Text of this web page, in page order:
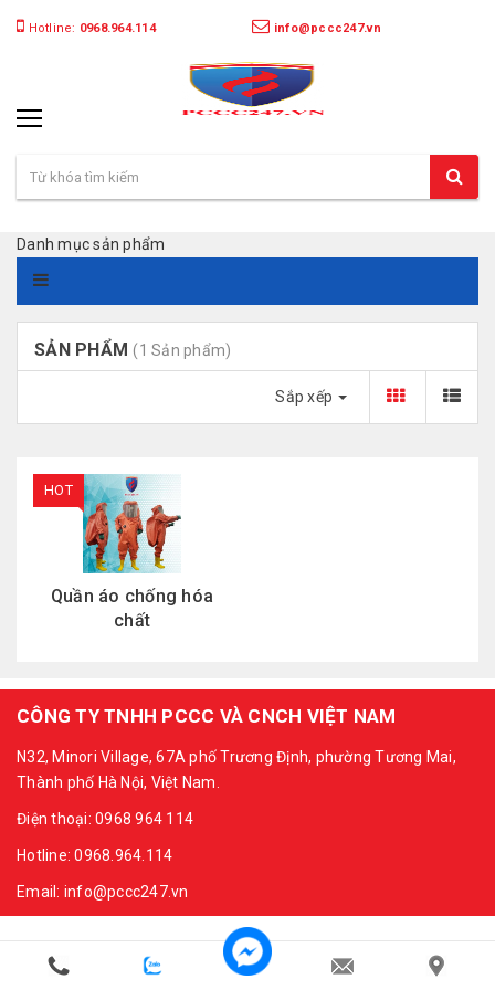
Hotline: 0968.964.114 info@pccc247.vn
Danh mục sản phẩm
SẢN PHẨM(1 Sản phẩm)
Sắp xếp
HOT
Quần áo chống hóa
chất
CÔNG TY TNHH PCCC VÀ CNCH VIỆT NAM
N32, Minori Village, 67A phố Trương Định, phường Tương Mai,
Thành phố Hà Nội, Việt Nam.
Điện thoại: 0968 964 114
Hotline: 0968.964.114
Email: info@pccc247.vn